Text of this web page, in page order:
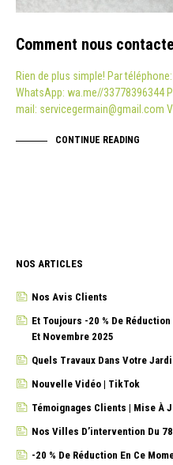
Comment nous
Rien de plus simple! Par
WhatsApp: wa.me//33778396344
mail: servicegermain@gmail.com
CONTINUE READING
NOS ARTICLES
Nos Avis Clients
Et Toujours -20 % De
Et Novembre 2025
Quels Travaux Dans Votre
Nouvelle Vidéo | TikTok
Témoignages Clients | Mise À
Nos Villes D’intervention Du 78
-20 % De Réduction En Ce